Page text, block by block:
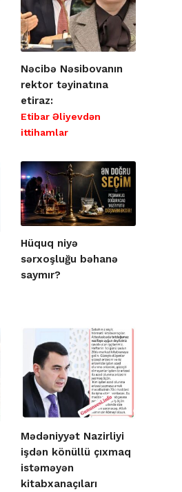
Nəcibə Nəsibovanın
rektor təyinatına
etiraz:
Etibar Əliyevdən
ittihamlar
Hüquq niyə
sərxoşluğu bəhanə
saymır?
Mədəniyyət Nazirliyi
işdən könüllü çıxmaq
istəməyən
kitabxanaçıları